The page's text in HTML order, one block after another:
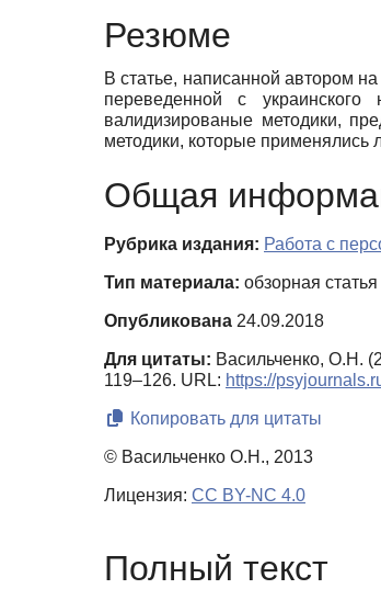
Резюме
В статье, написанной автором
переведенной с
валидизированые методики,
методики, которые применялись
Общая
Рубрика издания: Работа с
Тип материала: обзорная статья
Опубликована 24.09.2018
Для цитаты: Васильченко, О.Н.
119–126. URL: https://
Копировать для цитаты
© Васильченко О.Н., 2013
Лицензия: CC BY-NC 4.0
Полный текст